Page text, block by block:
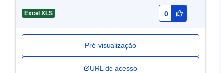
Excel XLS - 0
Pré-visualização
URL de acesso